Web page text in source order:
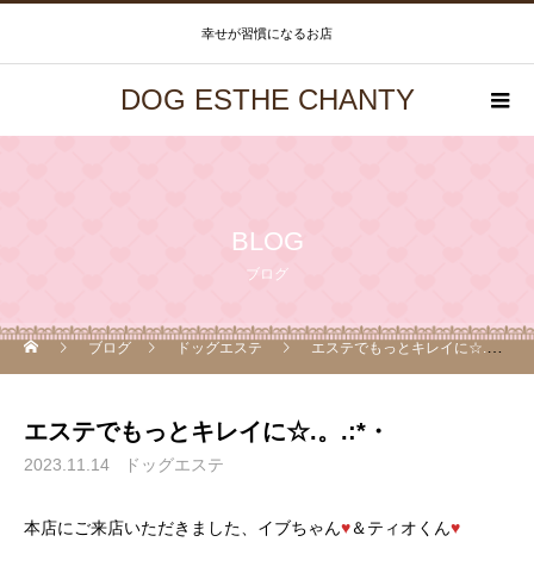
幸せが習慣になるお店
DOG ESTHE CHANTY
BLOG
ブログ
ブログ ドッグエステ エステでもっとキレイに☆.。.:*・
エステでもっとキレイに☆.。.:*・
2023.11.14 ドッグエステ
本店にご来店いただきました、イブちゃん♥＆ティオくん♥